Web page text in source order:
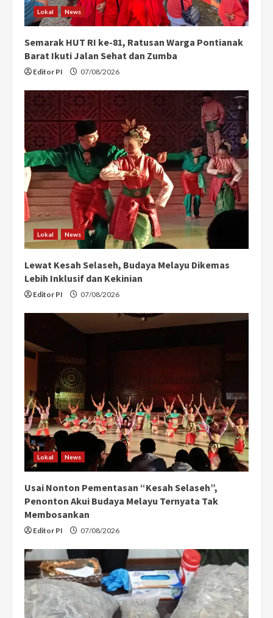
Lokal News
Semarak HUT RI ke-81, Ratusan Warga Pontianak
Barat Ikuti Jalan Sehat dan Zumba
Editor PI 07/08/2026
Lokal News
Lewat Kesah Selaseh, Budaya Melayu Dikemas
Lebih Inklusif dan Kekinian
Editor PI 07/08/2026
Lokal News
Usai Nonton Pementasan “Kesah Selaseh”,
Penonton Akui Budaya Melayu Ternyata Tak
Membosankan
Editor PI 07/08/2026